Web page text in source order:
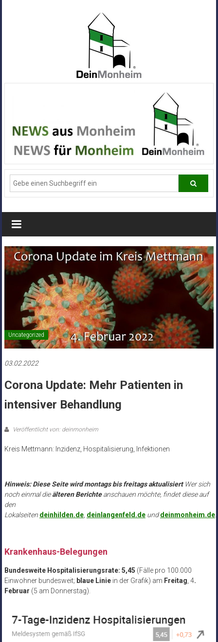
Alle
News
aus
Deiner
Stadt
Monheim
Uncategorized
03.02.2022
Corona Update: Mehr Patienten in
intensiver Behandlung
Veröffentlicht von: deinmonheim
Kreis Mettmann: Inzidenz, Hospitalisierung, Infektionen
Hinweis: Diese Seite wird montags bis freitags aktualisiert Wer sich
noch einmal dieälteren Berichteanschauen möchte, findet diese auf
den
Lokalseiten deinhilden.de, deinlangenfeld.deunddeinmonheim.de.
Krankenhaus-Belegungen
Bundesweite Hospitalisierungsrate: 5,45 (Fälle pro 100.000
Einwohner bundesweit; blaue Liniein der Grafik) am Freitag , 4.
Februar (5 am Donnerstag).